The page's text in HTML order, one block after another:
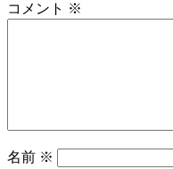
コメント ※
名前 ※